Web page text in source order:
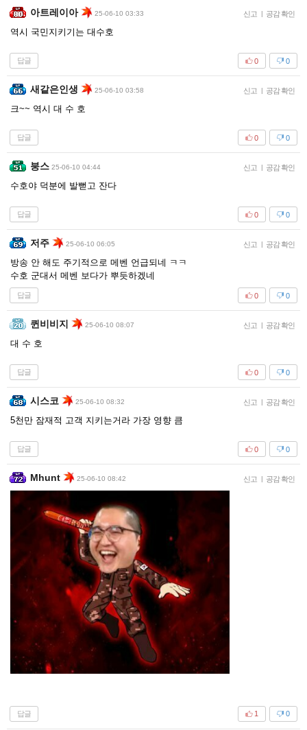
아트레이아 25-06-10 03:33 신고 | 공감 확인
역시 국민지키기는 대수호
답글 0
0
새같은인생 25-06-10 03:58 신고 | 공감 확인
크~~ 역시 대 수 호
답글 0
0
붕스 25-06-10 04:44 신고 | 공감 확인
수호야 덕분에 발뻗고 잔다
답글 0
0
저주 25-06-10 06:05 신고 | 공감 확인
방송 안 해도 주기적으로 메벤 언급되네 ㅋㅋ
수호 군대서 메벤 보다가 뿌듯하겠네
답글 0
0
퀸비비지 25-06-10 08:07 신고 | 공감 확인
대 수 호
답글 0
0
시스코 25-06-10 08:32 신고 | 공감 확인
5천만 잠재적 고객 지키는거라 가장 영향 큼
답글 0
0
Mhunt 25-06-10 08:42 신고 | 공감 확인
답글 0
1